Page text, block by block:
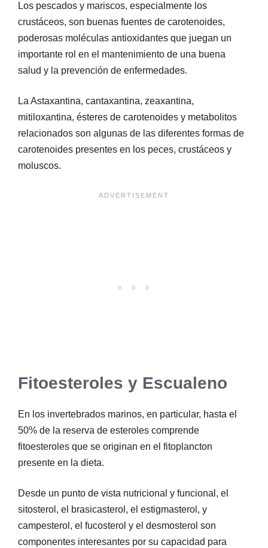
Los pescados y mariscos, especialmente los
crustáceos, son buenas fuentes de carotenoides,
poderosas moléculas antioxidantes que juegan un
importante rol en el mantenimiento de una buena
salud y la prevención de enfermedades.
La Astaxantina, cantaxantina, zeaxantina,
mitiloxantina, ésteres de carotenoides y metabolitos
relacionados son algunas de las diferentes formas de
carotenoides presentes en los peces, crustáceos y
moluscos.
Fitoesteroles y Escualeno
En los invertebrados marinos, en particular, hasta el
50% de la reserva de esteroles comprende
fitoesteroles que se originan en el fitoplancton
presente en la dieta.
Desde un punto de vista nutricional y funcional, el
sitosterol, el brasicasterol, el estigmasterol, y
campesterol, el fucosterol y el desmosterol son
componentes interesantes por su capacidad para